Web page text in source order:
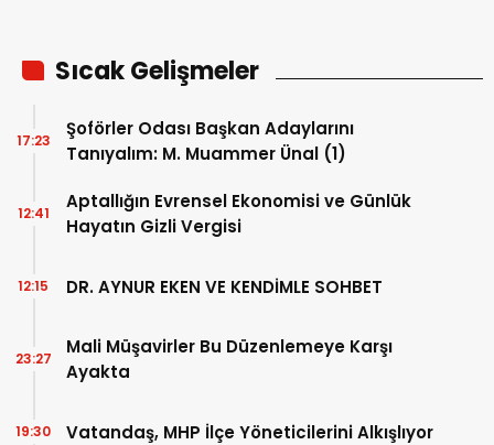
Sıcak Gelişmeler
Şoförler Odası Başkan Adaylarını
Tanıyalım: M. Muammer Ünal (1)
17:23
Aptallığın Evrensel Ekonomisi ve Günlük
Hayatın Gizli Vergisi
12:41
DR. AYNUR EKEN VE KENDİMLE SOHBET
12:15
Mali Müşavirler Bu Düzenlemeye Karşı
Ayakta
23:27
Vatandaş, MHP İlçe Yöneticilerini Alkışlıyor
19:30